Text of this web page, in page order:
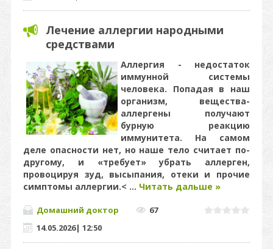
Лечение аллергии народными
средствами
Аллергия - недостаток
иммунной системы
человека. Попадая в наш
организм, вещества-
аллергены получают
бурную реакцию
иммунитета. На самом
деле опасности нет, но наше тело считает по-
другому, и «требует» убрать аллерген,
провоцируя зуд, высыпания, отеки и прочие
симптомы аллергии.< ... Читать дальше »
Домашний доктор
67
14.05.2026| 12:50